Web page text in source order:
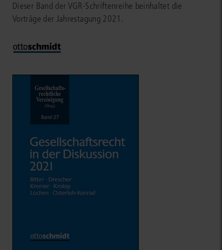
Dieser Band der VGR-Schriftenreihe beinhaltet die
Vorträge der Jahrestagung 2021.